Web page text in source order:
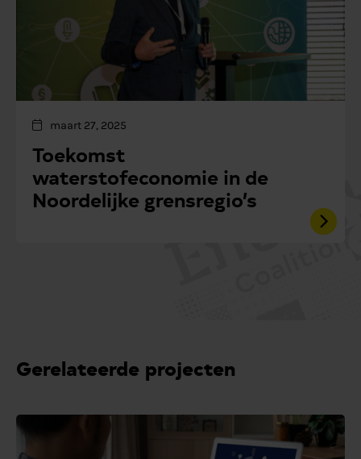
maart 27, 2025
Toekomst
waterstofeconomie in de
Noordelijke grensregio’s
Gerelateerde projecten